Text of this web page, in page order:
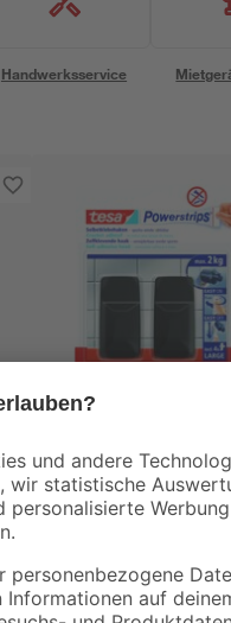
Handwerksservice
Haken
schwarz rechteckig
selbstklebend